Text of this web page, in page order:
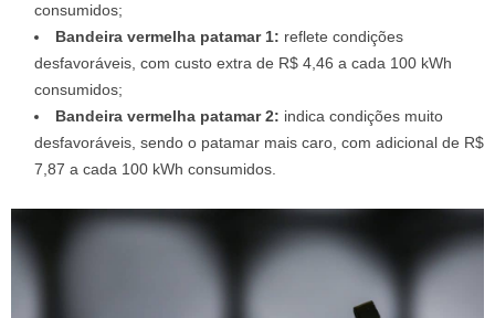
consumidos;
Bandeira vermelha patamar 1: reflete condições
desfavoráveis, com custo extra de R$ 4,46 a cada 100 kWh
consumidos;
Bandeira vermelha patamar 2: indica condições muito
desfavoráveis, sendo o patamar mais caro, com adicional de R$
7,87 a cada 100 kWh consumidos.